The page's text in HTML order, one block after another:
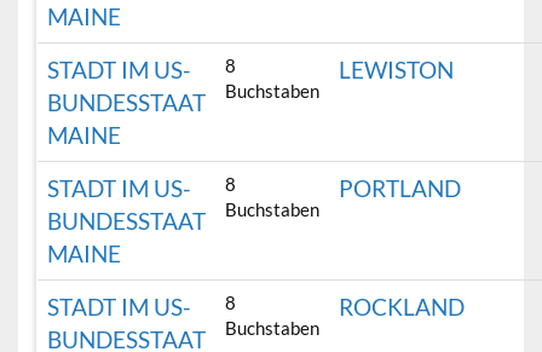
MAINE
STADT IM US-
BUNDESSTAAT
MAINE
8
Buchstaben
LEWISTON
STADT IM US-
BUNDESSTAAT
MAINE
8
Buchstaben
PORTLAND
STADT IM US-
BUNDESSTAAT
8
Buchstaben
ROCKLAND